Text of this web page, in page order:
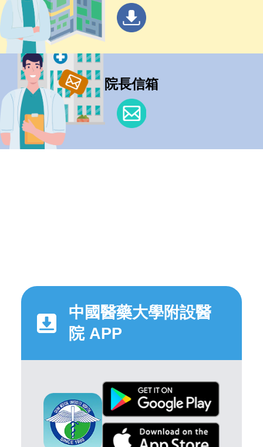
院長信箱
中國醫藥大學附設醫
院 APP